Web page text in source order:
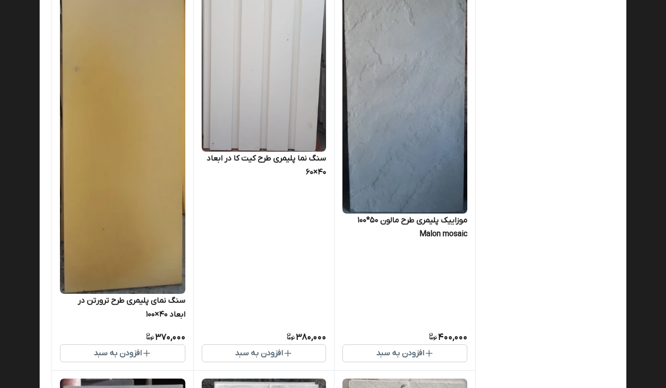
موزاییک پلیمری طرح مالون ۵۰*۱۰۰
Malon mosaic
400,000
افزودن به سبد
سنگ نما پلیمری طرح کیت کا در ابعاد
۴۰×۶۰
380,000
افزودن به سبد
سنگ نمای پلیمری طرح ترورتن در
ابعاد ۴۰×۱۰۰
370,000
افزودن به سبد